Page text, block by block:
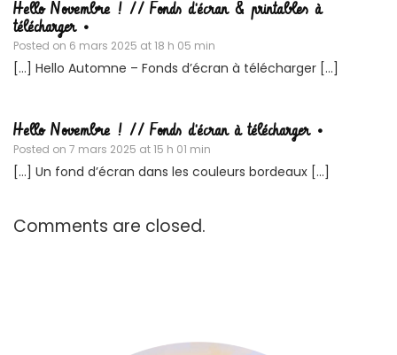
Hello Novembre ! // Fonds d'écran & printables à
télécharger •
Posted on 6 mars 2025 at 18 h 05 min
[…] Hello Automne – Fonds d’écran à télécharger […]
Hello Novembre ! // Fonds d'écran à télécharger •
Posted on 7 mars 2025 at 15 h 01 min
[…] Un fond d’écran dans les couleurs bordeaux […]
Comments are closed.